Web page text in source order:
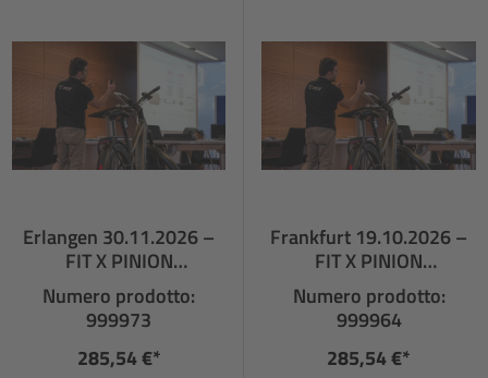
Erlangen 30.11.2026 –
FIT X PINION
FACHHÄNDLERSCHULU
NG
Numero prodotto:
999973
285,54 €*
Frankfurt 19.10.2026 –
FIT X PINION
FACHHÄNDLERSCHULUN
G
Numero prodotto:
999964
285,54 €*